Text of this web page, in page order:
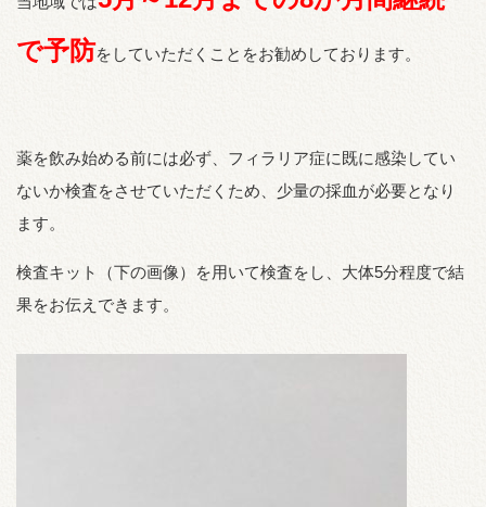
で予防をしていただくことをお勧めしております。
薬を飲み始める前には必ず、フィラリア症に既に感染してい
ないか検査をさせていただくため、少量の採血が必要となり
ます。
検査キット（下の画像）を用いて検査をし、大体5分程度で結
果をお伝えできます。